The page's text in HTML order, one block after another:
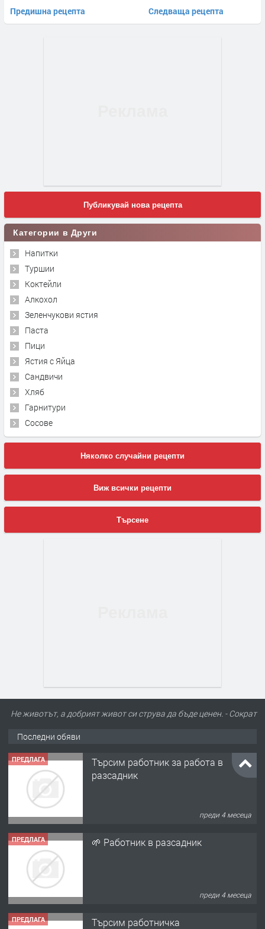
Предишна рецепта Следваща рецепта
Публикувай нова рецепта
Категории в Други
Напитки
Туршии
Коктейли
Алкохол
Зеленчукови ястия
Паста
Пици
Ястия с Яйца
Сандвичи
Хляб
Гарнитури
Сосове
Няколко случайни рецепти
Виж всички рецепти
Търсене
Не животът, а добрият живот си струва да бъде ценен. - Сократ
Последни обяви
ПРЕДЛАГА
Търсим работник за работа в
разсадник
преди 4 месеца
ПРЕДЛАГА 🌱 Работник в разсадник
преди 4 месеца
ПРЕДЛАГА Търсим работничка